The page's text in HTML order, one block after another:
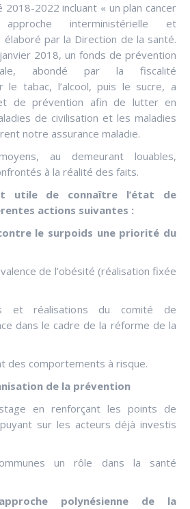
2022 incluant « un plan cancer
interministérielle et
par la Direction de la santé.
2018, un fonds de prévention
abondé par la fiscalité
le tabac, l’alcool, puis le sucre, a
de prévention afin de lutter en
de civilisation et les maladies
notre assurance maladie.
au demeurant louables,
à la réalité des faits.
utile de connaître l’état de
actions suivantes :
le surpoids une priorité du
de l’obésité (réalisation fixée
et réalisations du comité de
dans le cadre de la réforme de la
des comportements à risque.
de la prévention
en renforçant les points de
sur les acteurs déjà investis
un rôle dans la santé
polynésienne de la